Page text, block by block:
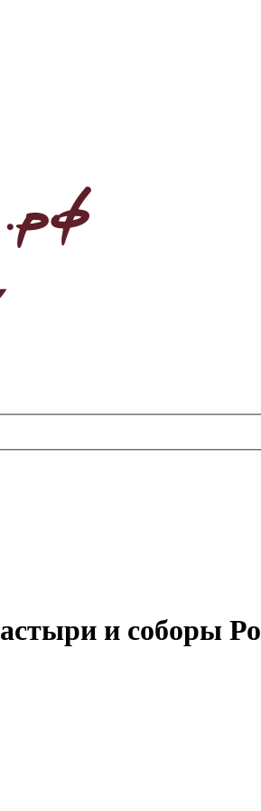
и соборы